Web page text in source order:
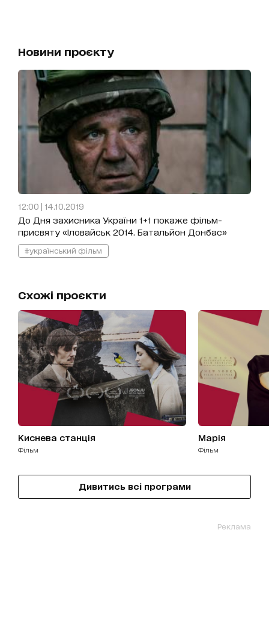
Новини проєкту
12:00 | 14.10.2019
До Дня захисника України 1+1 покаже фільм-
присвяту «Іловайськ 2014. Батальйон Донбас»
#український фільм
Схожі проєкти
Киснева станція
фільм
Марія
фільм
Дивитись всі програми
Реклама